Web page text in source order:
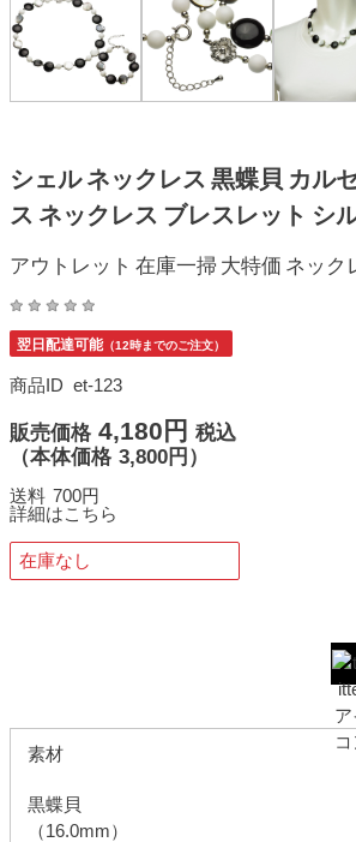
シェル ネックレス 黒蝶貝 カル
ス ネックレス ブレスレット シ
アウトレット 在庫一掃 大特価 ネック
翌日配達可能（12時までのご注文）
商品ID et-123
販売価格 4,180円 税込
（本体価格 3,800円）
送料 700円
詳細はこちら
在庫なし
素材
黒蝶貝
（16.0mm）